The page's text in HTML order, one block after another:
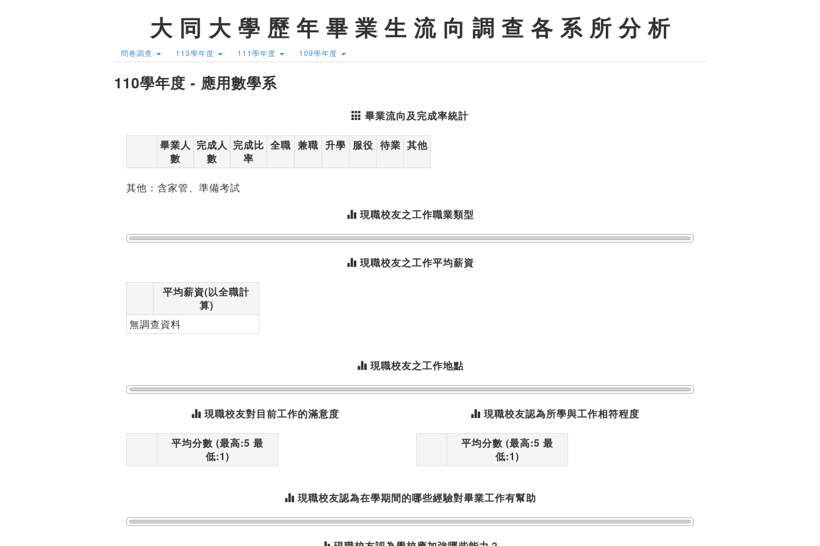
大 同 大 學 歷 年 畢 業 生 流 向 調 查 各 系 所 分 析
問卷調查 113學年度 111學年度 109學年度
110學年度 - 應用數學系
畢業流向及完成率統計
畢業人
數
完成人
數
完成比
率
全職 兼職 升學 服役 待業 其他
其他：含家管、準備考試
現職校友之工作職業類型
現職校友之工作平均薪資
平均薪資(以全職計
算)
無調查資料
現職校友之工作地點
現職校友對目前工作的滿意度 現職校友認為所學與工作相符程度
平均分數 (最高:5 最
低:1)
平均分數 (最高:5 最
低:1)
現職校友認為在學期間的哪些經驗對畢業工作有幫助